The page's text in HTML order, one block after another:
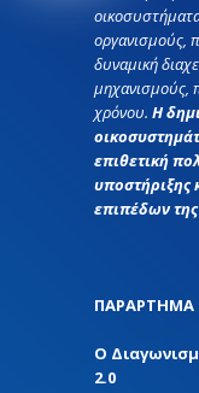
οργανισμούς,
δυναμική
μηχανισμούς,
χρόνου. Η
επιθετική
υποστήριξης
επιπέδων
ΠΑΡΑΡΤΗΜΑ
Ο
2.0